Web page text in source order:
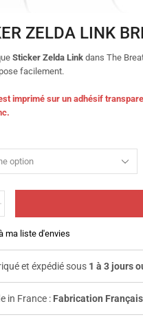
ZELDA LINK
Sticker Zelda Link dans The
facilement.
imprimé sur un adhésif
ma liste d'envies
et éxpédié sous 1 à 3 jours
in France : Fabrication